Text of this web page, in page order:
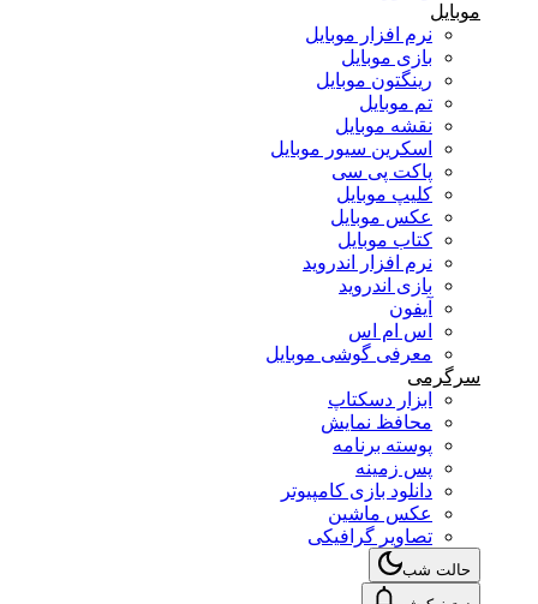
موبایل
نرم افزار موبایل
بازی موبایل
رینگتون موبایل
تم موبایل
نقشه موبایل
اسکرین سیور موبایل
پاکت پی سی
کلیپ موبایل
عکس موبایل
کتاب موبایل
نرم افزار اندروید
بازی اندروید
آیفون
اس ام اس
معرفی گوشی موبایل
سرگرمی
ابزار دسکتاپ
محافظ نمایش
پوسته برنامه
پس زمینه
دانلود بازی کامپیوتر
عکس ماشین
تصاویر گرافیکی
حالت شب